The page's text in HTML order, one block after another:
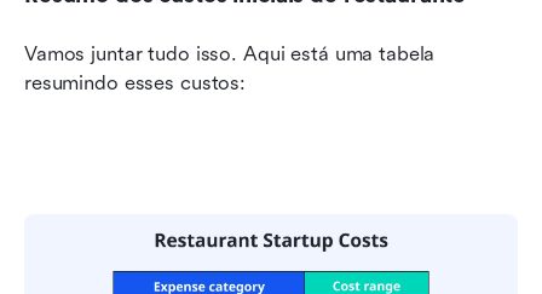
Vamos juntar tudo isso. Aqui está uma tabela
resumindo esses custos: